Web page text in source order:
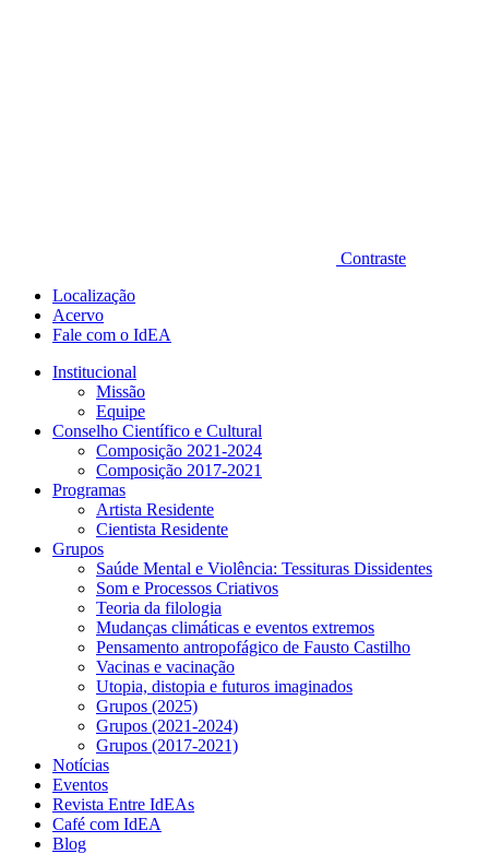
Contraste
Localização
Acervo
Fale com o IdEA
Institucional
Missão
Equipe
Conselho Científico e Cultural
Composição 2021-2024
Composição 2017-2021
Programas
Artista Residente
Cientista Residente
Grupos
Saúde Mental e Violência: Tessituras Dissidentes
Som e Processos Criativos
Teoria da filologia
Mudanças climáticas e eventos extremos
Pensamento antropofágico de Fausto Castilho
Vacinas e vacinação
Utopia, distopia e futuros imaginados
Grupos (2025)
Grupos (2021-2024)
Grupos (2017-2021)
Notícias
Eventos
Revista Entre IdEAs
Café com IdEA
Blog